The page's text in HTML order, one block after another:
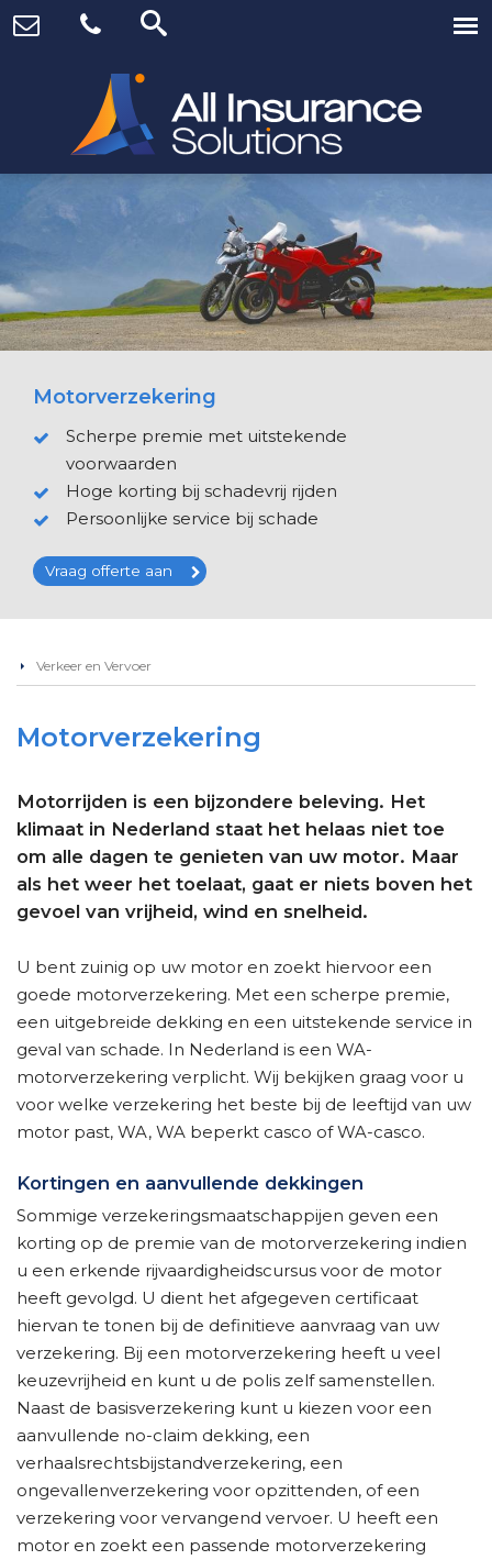
Motorverzekering
Scherpe premie met uitstekende
voorwaarden
Hoge korting bij schadevrij rijden
Persoonlijke service bij schade
Vraag offerte aan
Verkeer en Vervoer
Motorverzekering
Motorrijden is een bijzondere beleving. Het
klimaat in Nederland staat het helaas niet toe
om alle dagen te genieten van uw motor. Maar
als het weer het toelaat, gaat er niets boven het
gevoel van vrijheid, wind en snelheid.
U bent zuinig op uw motor en zoekt hiervoor een
goede motorverzekering. Met een scherpe premie,
een uitgebreide dekking en een uitstekende service in
geval van schade. In Nederland is een WA-
motorverzekering verplicht. Wij bekijken graag voor u
voor welke verzekering het beste bij de leeftijd van uw
motor past, WA, WA beperkt casco of WA-casco.
Kortingen en aanvullende dekkingen
Sommige verzekeringsmaatschappijen geven een
korting op de premie van de motorverzekering indien
u een erkende rijvaardigheidscursus voor de motor
heeft gevolgd. U dient het afgegeven certificaat
hiervan te tonen bij de definitieve aanvraag van uw
verzekering. Bij een motorverzekering heeft u veel
keuzevrijheid en kunt u de polis zelf samenstellen.
Naast de basisverzekering kunt u kiezen voor een
aanvullende no-claim dekking, een
verhaalsrechtsbijstandverzekering, een
ongevallenverzekering voor opzittenden, of een
verzekering voor vervangend vervoer. U heeft een
motor en zoekt een passende motorverzekering